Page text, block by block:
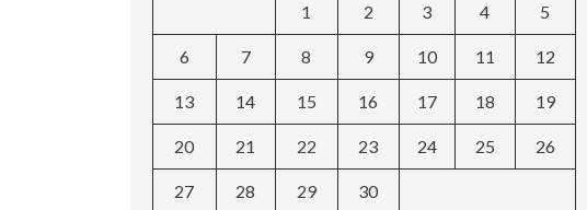
1 2 3 4 5
6 7 8 9 10 11 12
13 14 15 16 17 18 19
20 21 22 23 24 25 26
27 28 29 30